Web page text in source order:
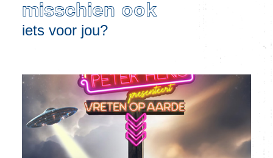
misschien ook
iets voor jou?